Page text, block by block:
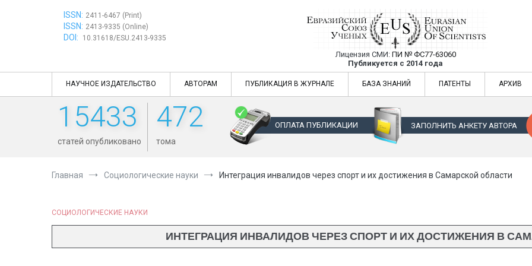
ISSN: 2411-6467 (Print)
ISSN: 2413-9335 (Online)
DOI: 10.31618/ESU.2413-9335
Евразийский Союз Ученых —
Лицензия СМИ: ПИ № ФС77-63060
Публикуется с 2014 года
Евразийский Союз Ученых — публикация научных статей в
НАУЧНОЕ ИЗДАТЕЛЬСТВО АВТОРАМ ПУБЛИКАЦИЯ В ЖУРНАЛЕ БАЗА ЗНАНИЙ ПАТЕНТЫ АРХИВ
15433
статей опубликовано
472
тома
ОПЛАТА ПУБЛИКАЦИИ ЗАПОЛНИТЬ АНКЕТУ АВТОРА
Главная Социологические науки Интеграция инвалидов через спорт и их достижения в Самарской области
СОЦИОЛОГИЧЕСКИЕ НАУКИ
ИНТЕГРАЦИЯ ИНВАЛИДОВ ЧЕРЕЗ СПОРТ И ИХ ДОСТИЖЕНИЯ В